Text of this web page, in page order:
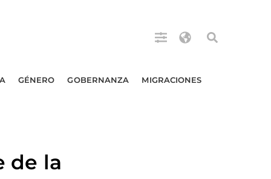
GÉNERO GOBERNANZA MIGRACIONES
de la